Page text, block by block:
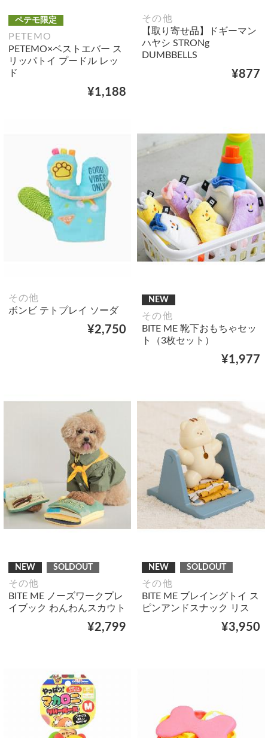
ペテモ限定
PETEMO
PETEMO×ベストエバー ス
リッパトイ プードル レッ
ド
¥1,188
その他
【取り寄せ品】ドギーマン
ハヤシ STRONg
DUMBBELLS
¥877
その他
ボンビ テトプレイ ソーダ
¥2,750
NEW
その他
BITE ME 靴下おもちゃセッ
ト（3枚セット）
¥1,977
NEW SOLDOUT
その他
BITE ME ノーズワークプレ
イブック わんわんスカウト
¥2,799
NEW SOLDOUT
その他
BITE ME ブレイングトイ ス
ピンアンドスナック リス
¥3,950